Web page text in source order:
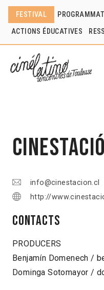
FESTIVAL
ACTIONS ÉDUCATIVES
info@cinestacion.cl
http://
Contacts
PRODUCERS
Benjamín Domenech /
Dominga Sotomayor /